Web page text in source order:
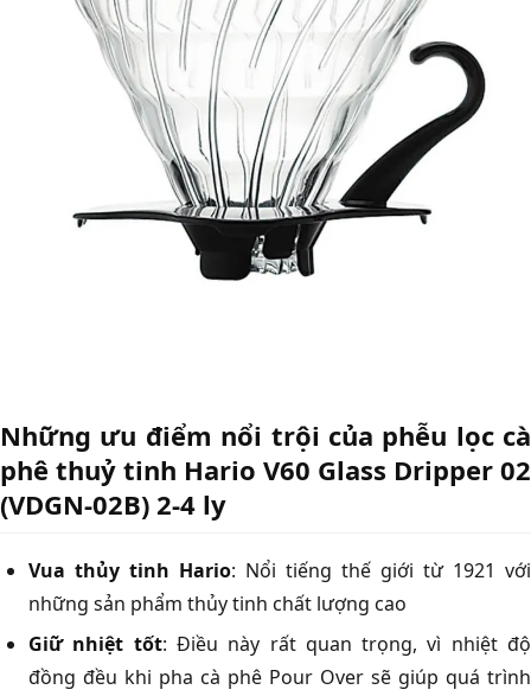
Những ưu điểm nổi trội của phễu lọc cà
phê thuỷ tinh Hario V60 Glass Dripper 02
(VDGN-02B) 2-4 ly
Vua thủy tinh Hario: Nổi tiếng thế giới từ 1921 với
những sản phẩm thủy tinh chất lượng cao
Giữ nhiệt tốt: Điều này rất quan trọng, vì nhiệt độ
đồng đều khi pha cà phê Pour Over sẽ giúp quá trình